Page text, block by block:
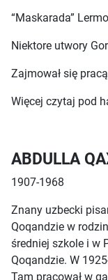
“Maskarada”
Niektore utwory
Zajmował się
Więcej czytaj pod
ABDULLA
1907-1968
Znany uzbecki
Qoqandzie w
średniej szkole i w
Qoqandzie. W
Tam pracował w